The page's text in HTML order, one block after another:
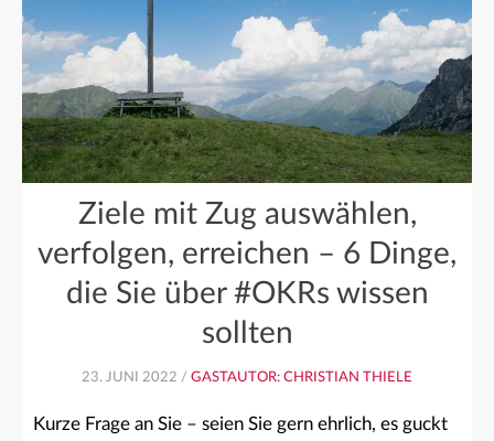
Ziele mit Zug auswählen,
verfolgen, erreichen – 6 Dinge,
die Sie über #OKRs wissen
sollten
23. JUNI 2022 / GASTAUTOR: CHRISTIAN THIELE
Kurze Frage an Sie – seien Sie gern ehrlich, es guckt